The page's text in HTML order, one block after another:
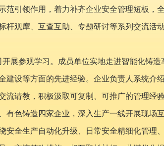
引领作用，着力补齐企业安全管理短板，
观摩、互查互助、专题研讨等系列交流活
展参观学习。成员单位实地走进智能化铸
设等方面的先进经验。企业负责人系统介
请教，积极汲取可复制、可推广的管理经验
色铸造四家企业，深入生产一线开展现场
全生产自动化升级、日常安全精细化管理